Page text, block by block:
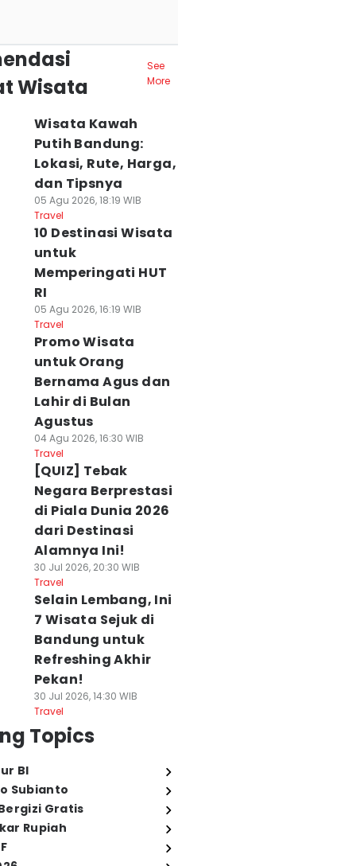
Wisata
See
More
Wisata Kawah
Putih Bandung:
Lokasi, Rute, Harga,
dan Tipsnya
05 Agu 2026, 18:19 WIB
Travel
10 Destinasi Wisata
untuk
Memperingati HUT
RI
05 Agu 2026, 16:19 WIB
Travel
Promo Wisata
untuk Orang
Bernama Agus dan
Lahir di Bulan
Agustus
04 Agu 2026, 16:30 WIB
Travel
[QUIZ] Tebak
Negara Berprestasi
di Piala Dunia 2026
dari Destinasi
Alamnya Ini!
30 Jul 2026, 20:30 WIB
Travel
Selain Lembang, Ini
7 Wisata Sejuk di
Bandung untuk
Refreshing Akhir
Pekan!
30 Jul 2026, 14:30 WIB
Travel
Topics
BI
Subianto
Gratis
Rupiah